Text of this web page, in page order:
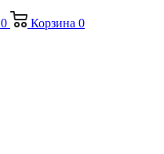
0 Корзина 0